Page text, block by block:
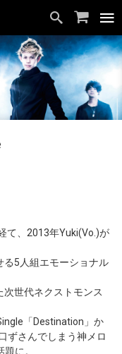
て、2013年Yuki(Vo.)が
る5人組エモーショナル
世代ネクストモンス
「Destination」か
ずさんでしまう神メロ
に。